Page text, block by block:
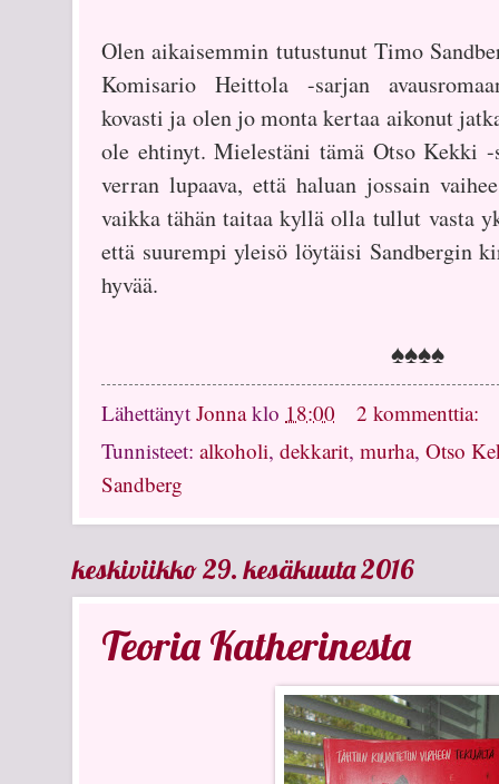
Olen aikaisemmin tutustunut Timo
Komisario Heittola -sarjan
kovasti ja olen jo monta kertaa aikonut
ole ehtinyt. Mielestäni tämä Otso Kekki -
verran lupaava, että haluan jossain
vaikka tähän taitaa kyllä olla tullut vasta
että suurempi yleisö löytäisi Sandbergin
hyvää.
♠♠♠♠
Lähettänyt Jonna klo 18:00
2 kommenttia:
Tunnisteet: alkoholi, dekkarit, murha, Otso
Sandberg
keskiviikko 29. kesäkuuta 2016
Teoria Katherinesta